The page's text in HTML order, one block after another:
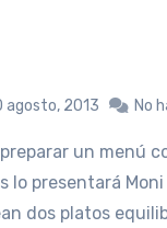
agosto, 2013 No
lo presentará Moni
dos platos